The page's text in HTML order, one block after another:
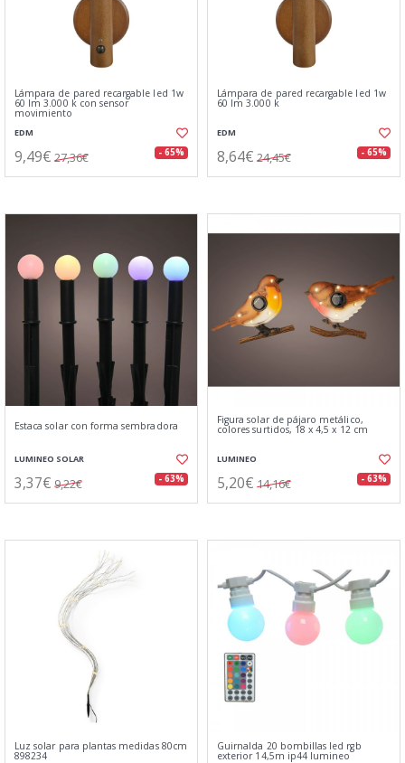
Lámpara de pared recargable led 1w
60 lm 3.000 k con sensor
movimiento
EDM
9,49€ 27,36€ - 65%
Lámpara de pared recargable led 1w
60 lm 3.000 k
EDM
8,64€ 24,45€ - 65%
Estaca solar con forma sembradora
LUMINEO SOLAR
3,37€ 9,22€ - 63%
Figura solar de pájaro metálico,
colores surtidos, 18 x 4,5 x 12 cm
LUMINEO
5,20€ 14,16€ - 63%
Luz solar para plantas medidas 80cm
898234
Guirnalda 20 bombillas led rgb
exterior 14,5m ip44 lumineo